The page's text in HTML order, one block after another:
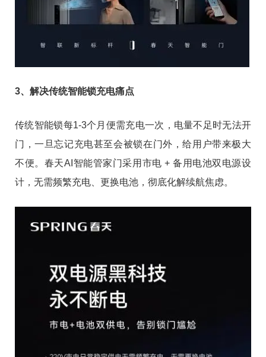
3、解决传统智能锁充电痛点
传统智能锁每1-3个月便需充电一次，电量不足时无法开
门，一旦忘记充电甚至会被锁在门外，给用户带来极大
不便。春天AI智能管家门采用市电 + 备用电池双电源设
计，无需频繁充电、更换电池，彻底化解续航焦虑。